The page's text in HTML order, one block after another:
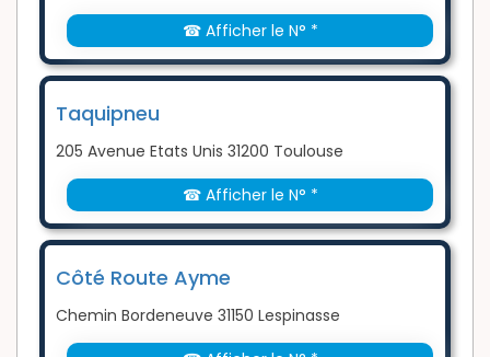
☎ Afficher le N° *
Taquipneu
205 Avenue Etats Unis 31200 Toulouse
☎ Afficher le N° *
Côté Route Ayme
Chemin Bordeneuve 31150 Lespinasse